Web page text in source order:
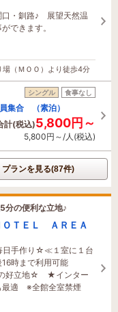
口・釧路♪ 展望天然温
できます。
（ＭＯＯ）より徒歩4分
シングル 食事なし
集合 （素泊）
計(税込)5,800円～
5,800円～/人(税込)
プランを見る(87件)
の便利な立地♪
ＯＴＥＬ ＡＲＥＡ
日手作り☆≪１室に１台
時まで利用可能
好立地☆ ★インター
最適 ※全館全室禁煙